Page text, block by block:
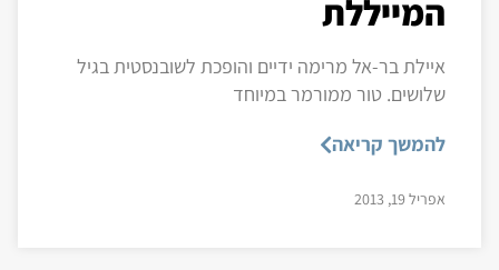
המייללת
איילת בר-אל מרימה ידיים והופכת לשובנסטית בגיל
שלושים. טור ממורמר במיוחד
להמשך קריאה
אפריל 19, 2013